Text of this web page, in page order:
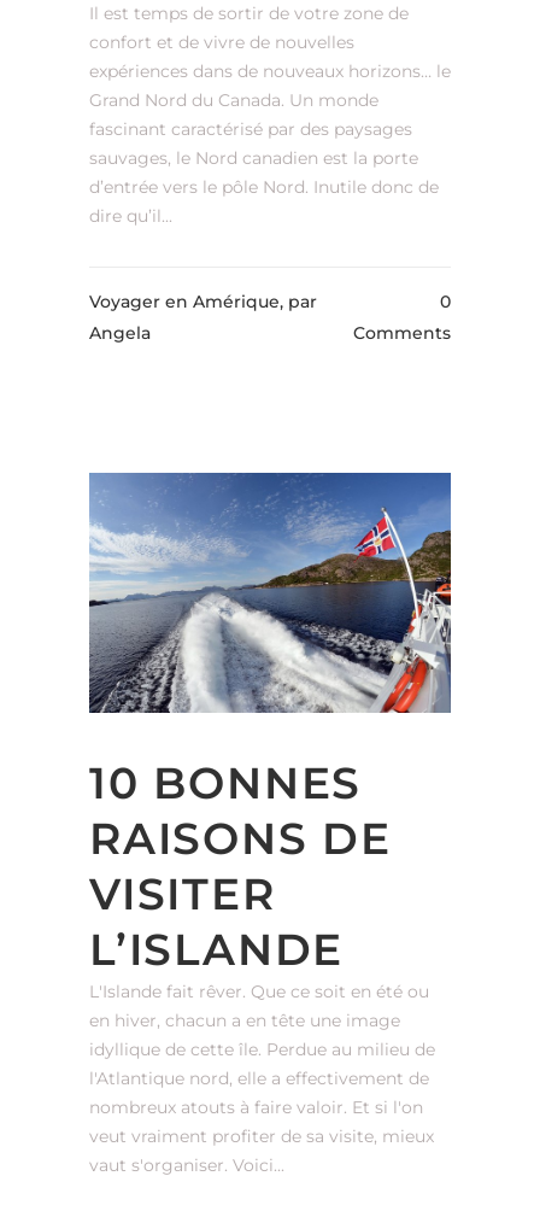
Il est temps de sortir de votre zone de
confort et de vivre de nouvelles
expériences dans de nouveaux horizons… le
Grand Nord du Canada. Un monde
fascinant caractérisé par des paysages
sauvages, le Nord canadien est la porte
d’entrée vers le pôle Nord. Inutile donc de
dire qu’il...
Voyager en Amérique, par
Angela
0
Comments
10 BONNES
RAISONS DE
VISITER
L’ISLANDE
L'Islande fait rêver. Que ce soit en été ou
en hiver, chacun a en tête une image
idyllique de cette île. Perdue au milieu de
l'Atlantique nord, elle a effectivement de
nombreux atouts à faire valoir. Et si l'on
veut vraiment profiter de sa visite, mieux
vaut s'organiser. Voici...